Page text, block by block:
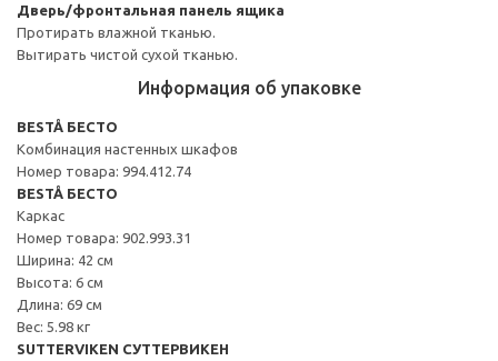
Дверь/фронтальная панель ящика
Протирать влажной тканью.
Вытирать чистой сухой тканью.
Информация об упаковке
BESTÅ БЕСТО
Комбинация настенных шкафов
Номер товара: 994.412.74
BESTÅ БЕСТО
Каркас
Номер товара: 902.993.31
Ширина: 42 см
Высота: 6 см
Длина: 69 см
Вес: 5.98 кг
SUTTERVIKEN СУТТЕРВИКЕН